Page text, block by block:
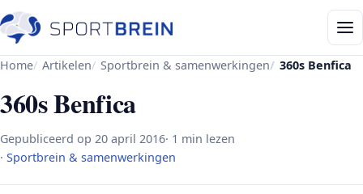
Home Artikelen Sportbrein & samenwerkingen 360s Benfica
360s Benfica
Gepubliceerd op 20 april 2016· 1 min lezen
· Sportbrein & samenwerkingen